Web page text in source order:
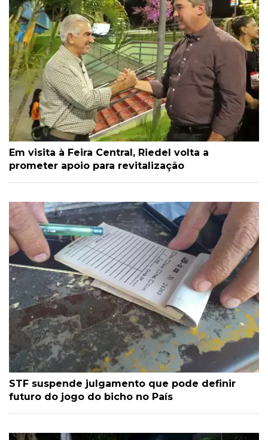
Em visita à Feira Central, Riedel volta a
prometer apoio para revitalização
STF suspende julgamento que pode definir
futuro do jogo do bicho no País